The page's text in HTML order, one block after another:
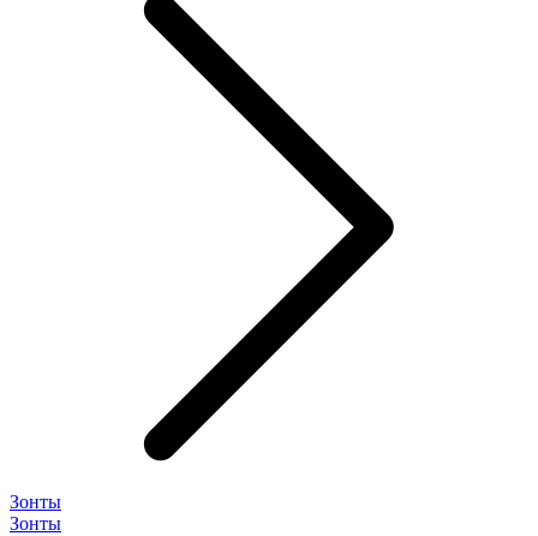
Зонты
Зонты